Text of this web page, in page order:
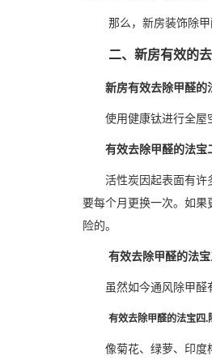
那么，新房装饰除
二、新房有效的
新房有效去除甲醛的
使用健康钛进行全屋
有效去除甲醛的法宝
活性炭因起表面有许
要每个月更换一次。如果
险的。
有效去除甲醛的法
虽然如今通风除甲醛
有效去除甲醛的法宝四.
像菊花、绿萝、印度